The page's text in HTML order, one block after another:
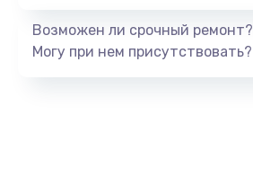
Возможен ли срочный ремонт?
Могу при нем присутствовать?